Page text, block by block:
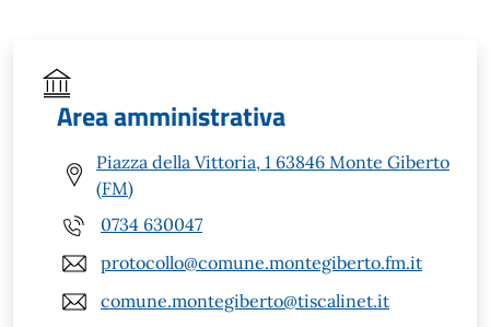
Area amministrativa
Piazza della Vittoria, 1 63846 Monte Giberto
(FM)
0734 630047
protocollo@comune.montegiberto.fm.it
comune.montegiberto@tiscalinet.it